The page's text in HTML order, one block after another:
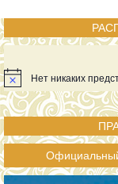
Нет никаких